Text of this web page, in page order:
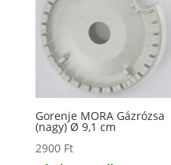
Gorenje MORA Gázrózsa
(nagy) Ø 9,1 cm
2900 Ft